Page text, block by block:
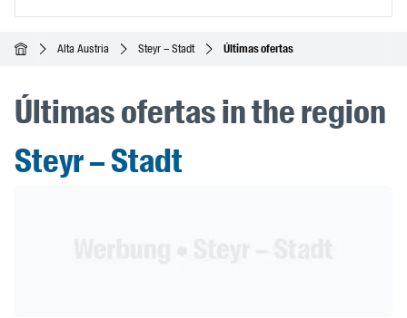
Inicio Alta Austria Steyr – Stadt Últimas ofertas
Últimas ofertas in the region
Steyr – Stadt